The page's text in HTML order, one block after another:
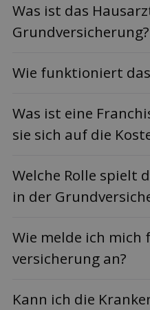
Was ist das
Grund­versicherung?
Wie funktioniert
Was ist eine
sie sich auf die
Welche Rolle spielt
in der
Wie melde ich
versicherung an?
Kann ich die